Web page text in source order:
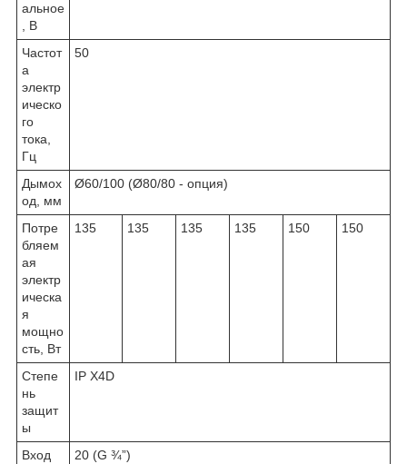
альное
, В
Частот
а
электр
ическо
го
тока,
Гц
50
Дымох
од, мм
Ø60/100 (Ø80/80 - опция)
Потре
бляем
ая
электр
ическа
я
мощно
сть, Вт
135 135 135 135 150 150
Степе
нь
защит
ы
IP X4D
Вход
20 (G ¾”)